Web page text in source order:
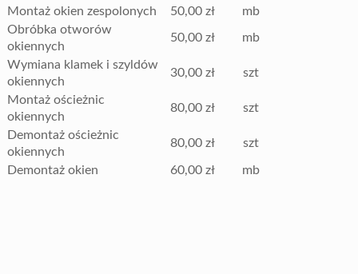
Montaż okien zespolonych
50,00 zł
mb
Obróbka otworów
okiennych
50,00 zł mb
Wymiana klamek i szyldów
okiennych
30,00 zł szt
Montaż ościeżnic
okiennych
80,00 zł szt
Demontaż ościeżnic
okiennych
80,00 zł szt
Demontaż okien 60,00 zł mb